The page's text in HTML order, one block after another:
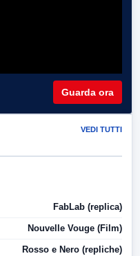
Guarda ora
VEDI TUTTI
FabLab (replica)
Nouvelle Vouge (Film)
Rosso e Nero (repliche)